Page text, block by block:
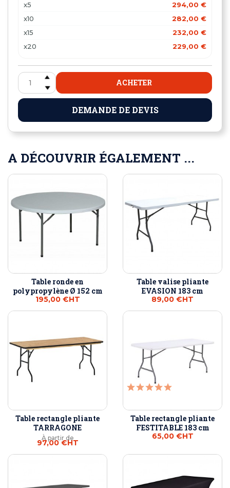
x5
294,00 €
x10
282,00 €
x15
232,00 €
x20
229,00 €
ACHETER
DEMANDE DE DEVIS
A DÉCOUVRIR ÉGALEMENT ...
Table ronde en
polypropylène Ø 152 cm
195,00 €HT
Table valise pliante
EVASION 183 cm
89,00 €HT
Table rectangle pliante
TARRAGONE
À partir de
97,00 €HT
Table rectangle pliante
FESTITABLE 183 cm
65,00 €HT